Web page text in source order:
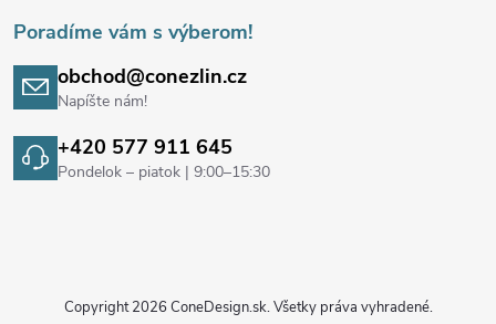
Poradíme vám s výberom!
obchod@conezlin.cz
Napíšte nám!
+420 577 911 645
Pondelok – piatok | 9:00–15:30
Copyright 2026 ConeDesign.sk. Všetky práva vyhradené.